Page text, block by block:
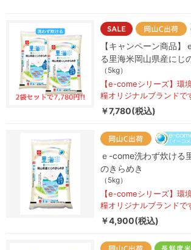
【キャンペーン商品
る里海米岡山県産にじ
（5kg）
【e-comeシリーズ】環
糧オリジナルブランドで
￥7,780(税込)
ｅ-come洗わず炊ける
のきらめき
（5kg）
【e-comeシリーズ】環
糧オリジナルブランドで
￥4,900(税込)